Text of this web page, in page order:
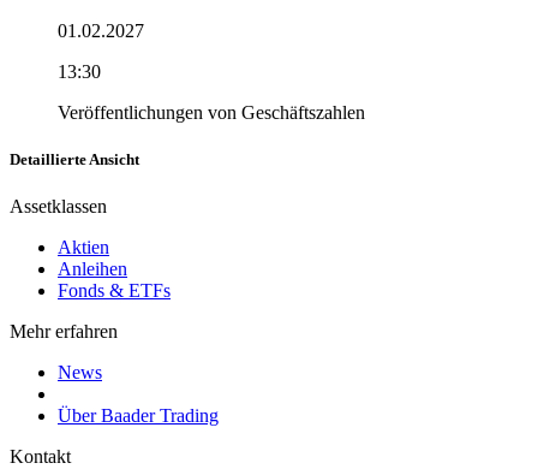
01.02.2027
13:30
Veröffentlichungen von Geschäftszahlen
Detaillierte Ansicht
Assetklassen
Aktien
Anleihen
Fonds & ETFs
Mehr erfahren
News
Über Baader Trading
Kontakt